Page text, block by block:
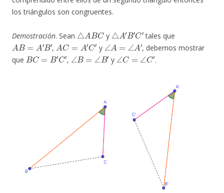
los triángulos son congruentes.
Demostración. Sean
△ ABC
y
△ A′B′C′
tales que
AB=A′B′
,
AC=A ′C′
y
∠A=∠A′
, debemos mostrar
que
BC=B′C′
,
∠B= ∠ B′
y
∠ C=∠C′
.